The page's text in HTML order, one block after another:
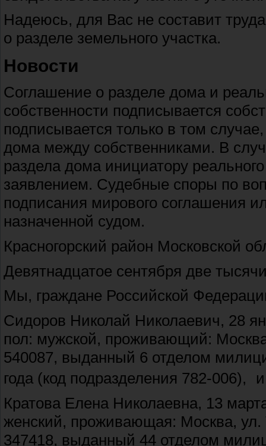
Надеюсь, для Вас не составит
о разделе земельного участка.
Новости
Соглашение о разделе дома и
собственности подписывается
подписывается только в том
дома между собственниками. В
раздела дома инициатору
заявлением. Судебные споры по
подписания мирового соглашения
назначенной судом.
Красногорский район Московской
Девятнадцатое сентября две
Мы, граждане Российской
Сидоров Николай Николаевич, 28
пол: мужской, проживающий:
540087, выданный 6 отделом
года (код подразделения 782-006), и
Кратова Елена Николаевна, 13
женский, проживающая: Москва, ул.
347418, выданный 44 отделом